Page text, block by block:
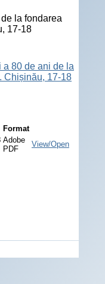
la fondarea
17-18
80 de ani de la
Chișinău, 17-18
Format
Adobe
PDF
View/Open